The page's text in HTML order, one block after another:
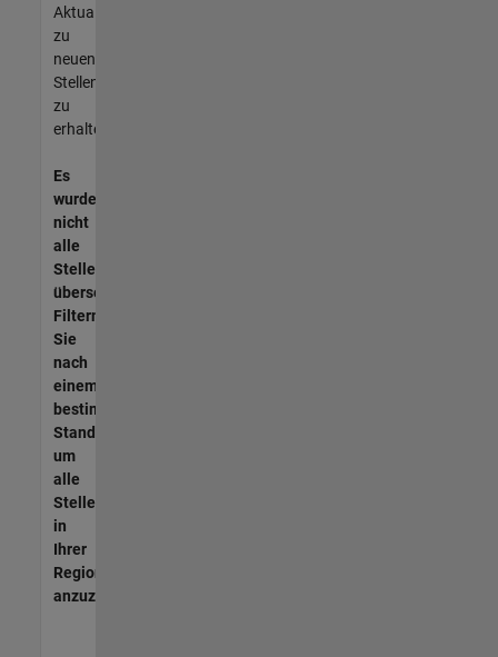
Aktualisierungen
zu
neuen
Stellenangeboten
zu
erhalten.
Es
wurden
nicht
alle
Stellen
übersetzt.
Filtern
Sie
nach
einem
bestimmten
Standort,
um
alle
Stellenangebote
in
Ihrer
Region
anzuzeigen.